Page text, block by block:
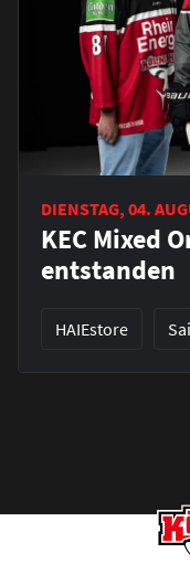
DIENSTAG, 04.
KEC Mixed
entstanden
HAIEstore